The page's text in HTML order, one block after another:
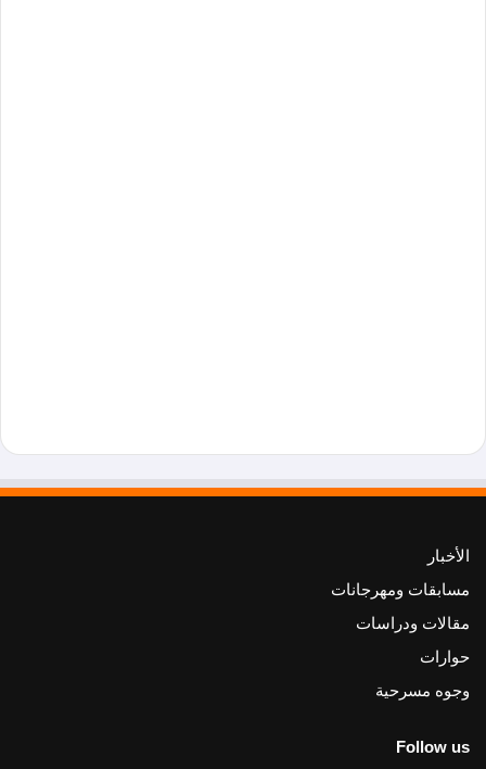
الأخبار
مسابقات ومهرجانات
مقالات ودراسات
حوارات
وجوه مسرحية
Follow us